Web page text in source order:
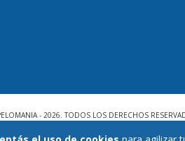
- 2026. TODOS LOS DERECHOS